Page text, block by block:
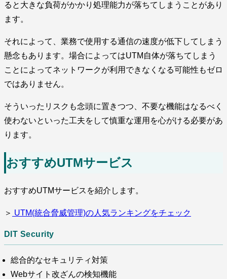
ると大きな負荷がかかり処理能力が落ちてしまうことがあり
ます。
それによって、業務で使用する通信の速度が低下してしまう
懸念もあります。場合によってはUTM自体が落ちてしまう
ことによってネットワークが利用できなくなる可能性もゼロ
ではありません。
そういったリスクも念頭に置きつつ、不要な機能はなるべく
使わないといった工夫をして慎重な運用を心がける必要があ
ります。
おすすめUTMサービス
おすすめUTMサービスを紹介します。
＞ UTM(統合脅威管理)の人気ランキングをチェック
DIT Security
総合的なセキュリティ対策
Webサイト改ざんの検知機能